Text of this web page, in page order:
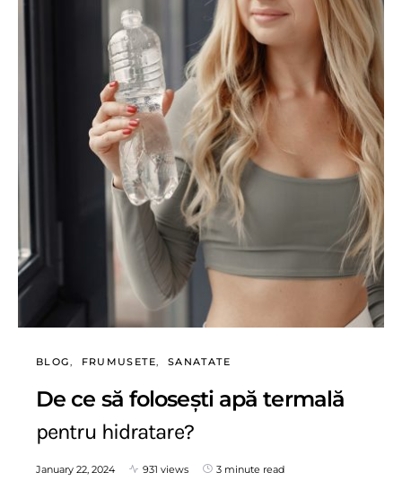
BLOG FRUMUSETE SANATATE
De ce să folosești apă termală
pentru hidratare?
January 22, 2024 931 views 3 minute read